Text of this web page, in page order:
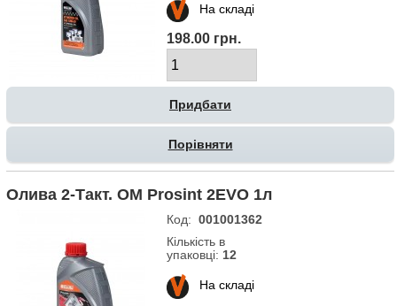
На складі
198.00 грн.
Порівняти
Олива 2-Такт. OM Prosint 2EVO 1л
Код: 001001362
Кількість в
упаковці: 12
На складі